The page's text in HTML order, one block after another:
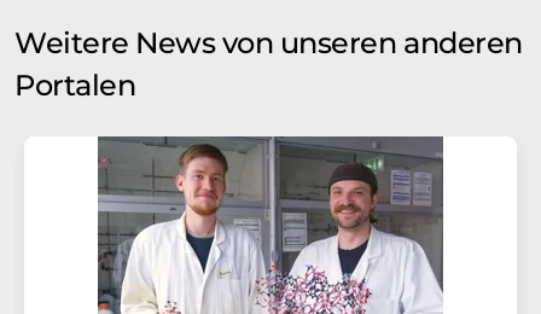
Weitere News von unseren anderen
Portalen